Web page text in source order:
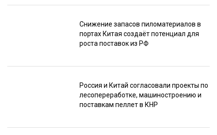
Снижение запасов пиломатериалов в
портах Китая создаёт потенциал для
роста поставок из РФ
Россия и Китай согласовали проекты по
лесопереработке, машиностроению и
поставкам пеллет в КНР